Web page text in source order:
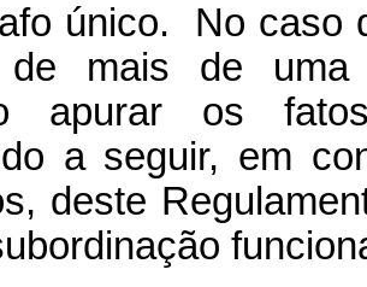
único. No caso
de mais de
apurar os
a seguir, em
deste